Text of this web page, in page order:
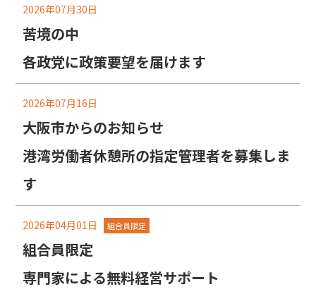
2026年07月30日
苦境の中
各政党に政策要望を届けます
2026年07月16日
大阪市からのお知らせ
港湾労働者休憩所の指定管理者を募集しま
す
2026年04月01日 組合員限定
組合員限定
専門家による無料経営サポート